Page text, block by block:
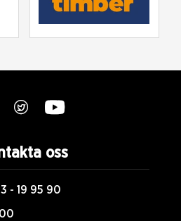
oss
- 19 95 90